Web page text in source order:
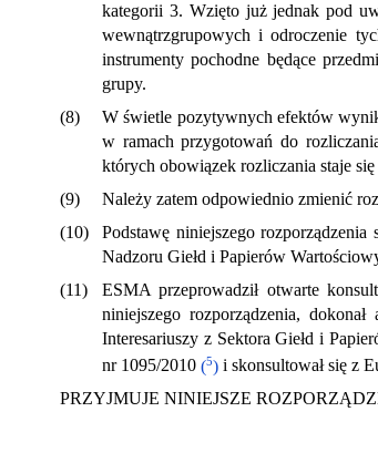
kategorii 3. Wzięto już jednak pod
wewnątrzgrupowych i odroczenie
instrumenty pochodne będące
grupy.
(8)
W świetle pozytywnych efektów
w ramach przygotowań do
których obowiązek rozliczania staje
(9)
Należy zatem odpowiednio zmienić
(10)
Podstawę niniejszego
Nadzoru Giełd i Papierów
(11)
ESMA przeprowadził otwarte
niniejszego rozporządzenia,
Interesariuszy z Sektora Giełd i
nr 1095/2010 (5) i skonsultował się z
PRZYJMUJE NINIEJSZE